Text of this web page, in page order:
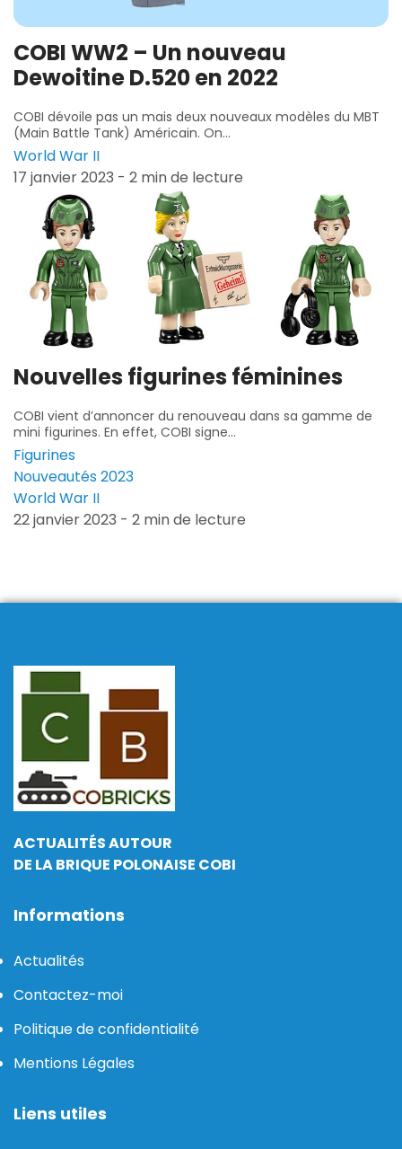
COBI WW2 – Un nouveau
Dewoitine D.520 en 2022
COBI dévoile pas un mais deux nouveaux modèles du MBT
(Main Battle Tank) Américain. On...
World War II
17 janvier 2023 - 2 min de lecture
Nouvelles figurines féminines
COBI vient d’annoncer du renouveau dans sa gamme de
mini figurines. En effet, COBI signe...
Figurines
Nouveautés 2023
World War II
22 janvier 2023 - 2 min de lecture
ACTUALITÉS AUTOUR
DE LA BRIQUE POLONAISE COBI
Informations
Actualités
Contactez-moi
Politique de confidentialité
Mentions Légales
Liens utiles